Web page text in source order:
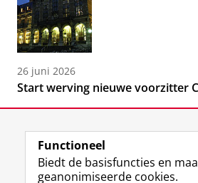
26 juni 2026
Start werving nieuwe voorzitter
Functioneel
Biedt de basisfuncties en
geanonimiseerde cookies.